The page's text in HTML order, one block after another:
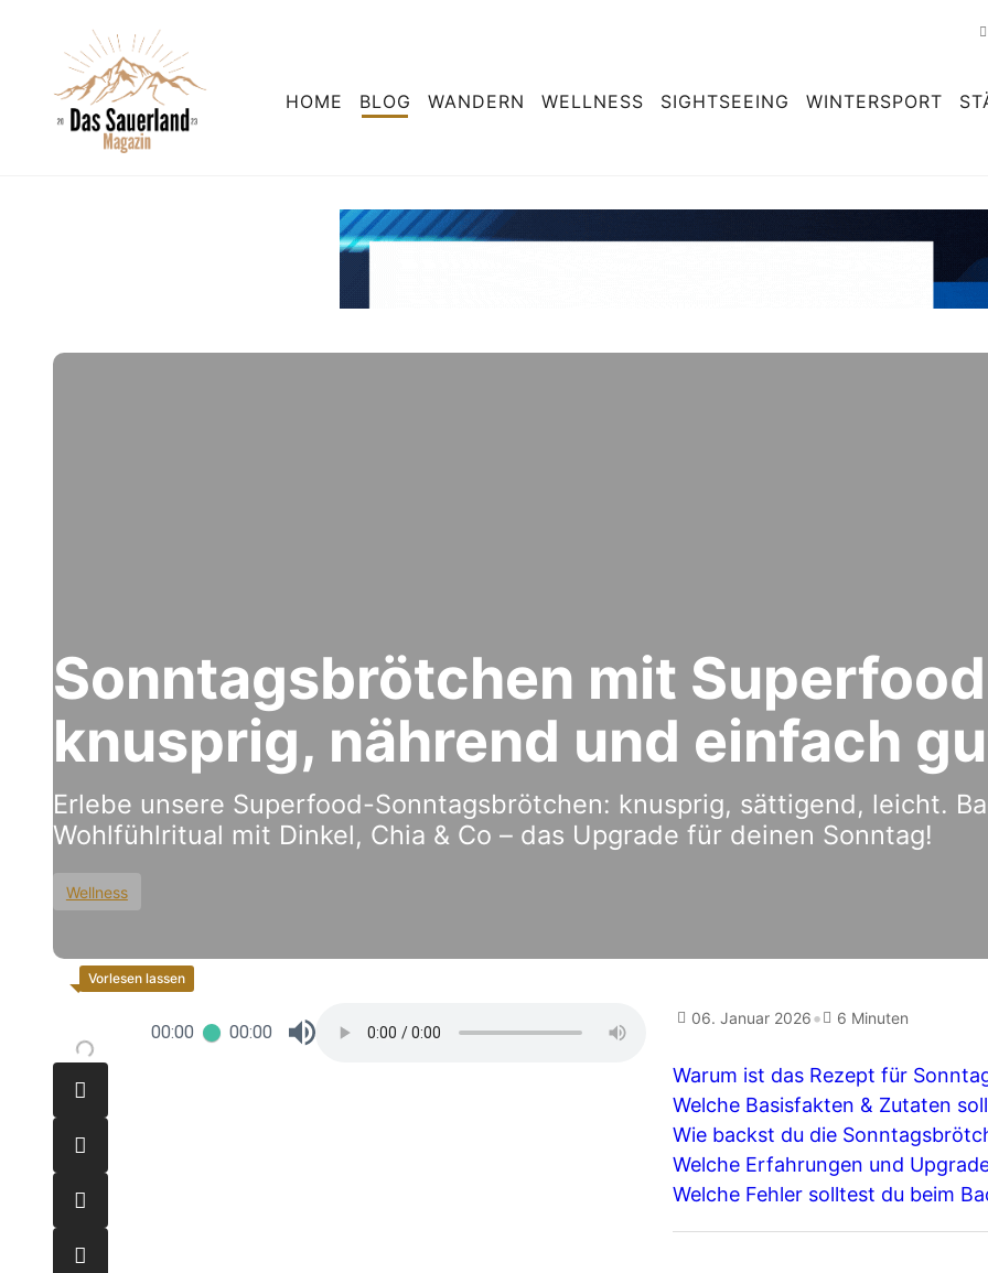
HOME BLOG WANDERN WELLNESS SIGHTSEEING WINTERSPORT
Sonntagsbrötchen mit
knusprig, nährend und einfach
Erlebe unsere Superfood-Sonntagsbrötchen: knusprig, sättigend, leicht.
Wohlfühlritual mit Dinkel, Chia & Co – das Upgrade für deinen Sonntag!
Wellness
00:00 00:00
06. Januar 2026• 6 Minuten
Warum ist das Rezept für
Welche Basisfakten & Zutaten
Wie backst du die
Welche Erfahrungen und
Welche Fehler solltest du beim